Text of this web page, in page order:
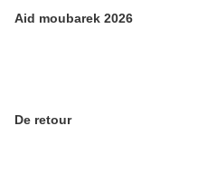
Aid moubarek 2026
De retour